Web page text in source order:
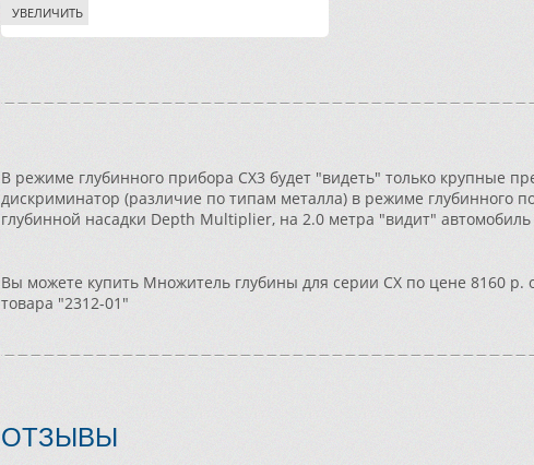
УВЕЛИЧИТЬ
В режиме глубинного прибора CX3 будет "видеть" только крупные
дискриминатор (различие по типам металла) в режиме глубинного
глубинной насадки Depth Multiplier, на 2.0 метра "видит" автомобиль
Вы можете купить Множитель глубины для серии CX по цене 8160 р.
товара "2312-01"
ОТЗЫВЫ